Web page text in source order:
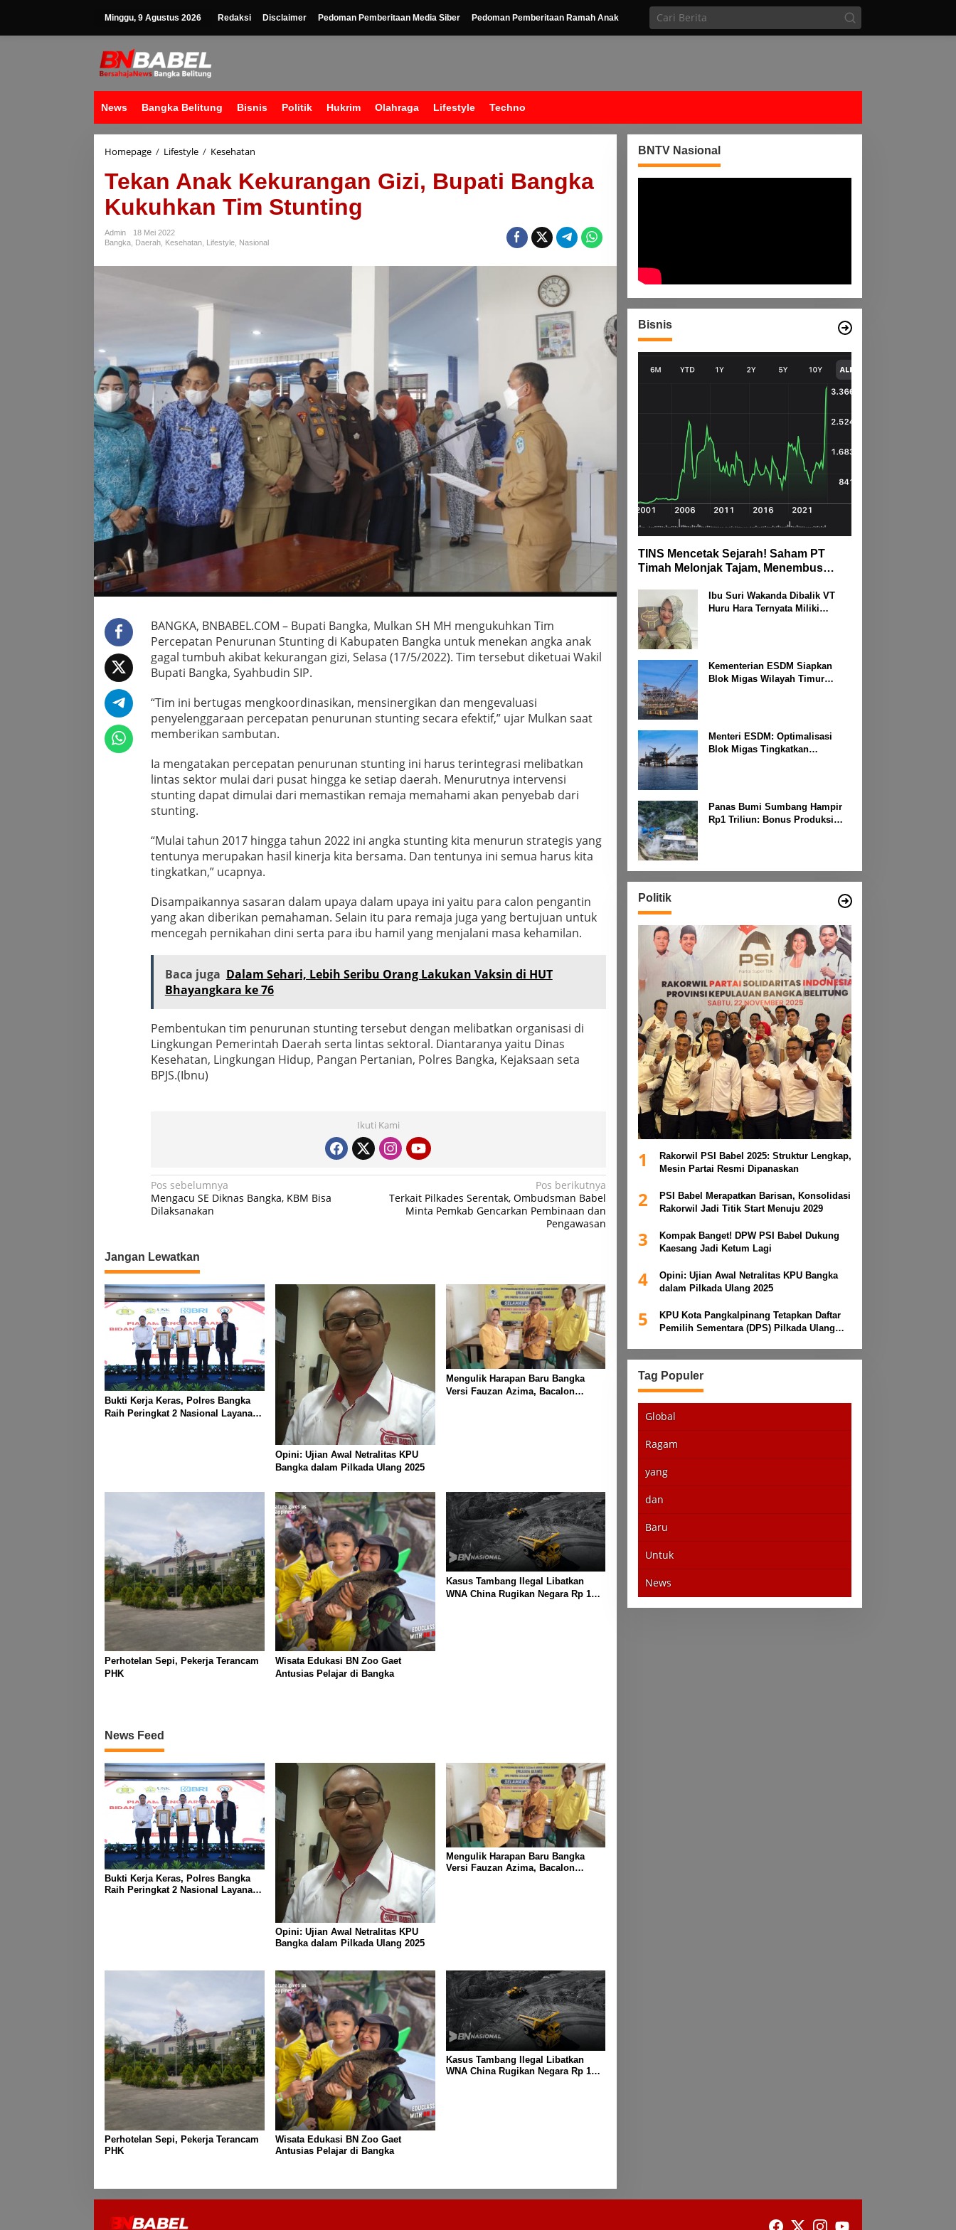
Minggu, 9 Agustus 2026 Redaksi Disclaimer Pedoman Pemberitaan Media Siber Pedoman Pemberitaan Ramah Anak
News Bangka Belitung Bisnis Politik Hukrim Olahraga Lifestyle Techno
Homepage / Lifestyle / Kesehatan
Kekurangan
Gizi,
Bupati
Bangka
Tim
Tekan Anak Kekurangan Gizi, Bupati Bangka
Kukuhkan Tim Stunting
Admin
18 Mei 2022
Bangka Daerah Kesehatan Lifestyle Nasional
BANGKA, BNBABEL.COM – Bupati Bangka, Mulkan SH MH mengukuhkan Tim
Percepatan Penurunan Stunting di Kabupaten Bangka untuk menekan angka anak
gagal tumbuh akibat kekurangan gizi, Selasa (17/5/2022). Tim tersebut diketuai Wakil
Bupati Bangka, Syahbudin SIP.
“Tim ini bertugas mengkoordinasikan, mensinergikan dan mengevaluasi
penyelenggaraan percepatan penurunan stunting secara efektif,” ujar Mulkan saat
memberikan sambutan.
Ia mengatakan percepatan penurunan stunting ini harus terintegrasi melibatkan
lintas sektor mulai dari pusat hingga ke setiap daerah. Menurutnya intervensi
stunting dapat dimulai dari memastikan remaja memahami akan penyebab dari
stunting.
“Mulai tahun 2017 hingga tahun 2022 ini angka stunting kita menurun strategis yang
tentunya merupakan hasil kinerja kita bersama. Dan tentunya ini semua harus kita
tingkatkan,” ucapnya.
Disampaikannya sasaran dalam upaya dalam upaya ini yaitu para calon pengantin
yang akan diberikan pemahaman. Selain itu para remaja juga yang bertujuan untuk
mencegah pernikahan dini serta para ibu hamil yang menjalani masa kehamilan.
Baca juga Dalam Sehari, Lebih Seribu Orang Lakukan Vaksin di HUT
Bhayangkara ke 76
Pembentukan tim penurunan stunting tersebut dengan melibatkan organisasi di
Lingkungan Pemerintah Daerah serta lintas sektoral. Diantaranya yaitu Dinas
Kesehatan, Lingkungan Hidup, Pangan Pertanian, Polres Bangka, Kejaksaan seta
BPJS.(Ibnu)
Ikuti Kami
Navigasi
pos
Pos sebelumnya
Mengacu SE Diknas Bangka, KBM Bisa
Dilaksanakan
Pos berikutnya
Terkait Pilkades Serentak, Ombudsman Babel
Minta Pemkab Gencarkan Pembinaan dan
Pengawasan
Jangan Lewatkan
Bukti Kerja Keras, Polres Bangka
Raih Peringkat 2 Nasional Layanan
Opini: Ujian Awal Netralitas KPU
Bangka dalam Pilkada Ulang 2025
Mengulik Harapan Baru Bangka
Versi Fauzan Azima, Bacalon
Perhotelan Sepi, Pekerja Terancam
PHK
Wisata Edukasi BN Zoo Gaet
Antusias Pelajar di Bangka
Kasus Tambang Ilegal Libatkan
WNA China Rugikan Negara Rp 1
News Feed
Bukti Kerja Keras, Polres Bangka
Raih Peringkat 2 Nasional Layanan
Opini: Ujian Awal Netralitas KPU
Bangka dalam Pilkada Ulang 2025
Mengulik Harapan Baru Bangka
Versi Fauzan Azima, Bacalon
Perhotelan Sepi, Pekerja Terancam
PHK
Wisata Edukasi BN Zoo Gaet
Antusias Pelajar di Bangka
Kasus Tambang Ilegal Libatkan
WNA China Rugikan Negara Rp 1
BNTV Nasional
Bisnis
TINS Mencetak Sejarah! Saham PT
Timah Melonjak Tajam, Menembus
Ibu Suri Wakanda Dibalik VT
Huru Hara Ternyata Miliki
Kementerian ESDM Siapkan
Blok Migas Wilayah Timur
Menteri ESDM: Optimalisasi
Blok Migas Tingkatkan
Panas Bumi Sumbang Hampir
Rp1 Triliun: Bonus Produksi
Politik
1
Rakorwil PSI Babel 2025: Struktur Lengkap,
Mesin Partai Resmi Dipanaskan
2
PSI Babel Merapatkan Barisan, Konsolidasi
Rakorwil Jadi Titik Start Menuju 2029
3
Kompak Banget! DPW PSI Babel Dukung
Kaesang Jadi Ketum Lagi
4
Opini: Ujian Awal Netralitas KPU Bangka
dalam Pilkada Ulang 2025
5
KPU Kota Pangkalpinang Tetapkan Daftar
Pemilih Sementara (DPS) Pilkada Ulang
Tag Populer
Global
Ragam
yang
dan
Baru
Untuk
News